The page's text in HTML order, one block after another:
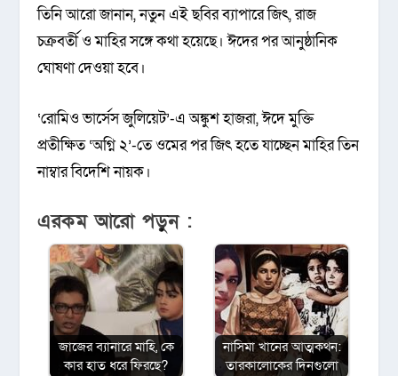
তিনি আরো জানান, নতুন এই ছবির ব্যাপারে জিৎ, রাজ
চক্রবর্তী ও মাহির সঙ্গে কথা হয়েছে। ঈদের পর আনুষ্ঠানিক
ঘোষণা দেওয়া হবে।
‘রোমিও ভার্সেস জুলিয়েট’-এ অঙ্কুশ হাজরা, ঈদে মুক্তি
প্রতীক্ষিত ‘অগ্নি ২’-তে ওমের পর জিৎ হতে যাচ্ছেন মাহির তিন
নাম্বার বিদেশি নায়ক।
এরকম আরো পড়ুন :
জাজের ব্যানারে মাহি, কে
কার হাত ধরে ফিরছে?
নাসিমা খানের আত্মকথন:
তারকালোকের দিনগুলো